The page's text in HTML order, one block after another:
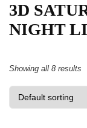
3D
NIGHT
Showing all 8 results